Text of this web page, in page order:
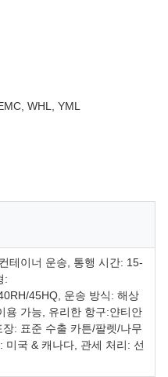
WHL, YML
테이너 운송, 통행 시간: 15-
:
45HQ, 운송 방식: 해상
용 가능, 유리한 항구:얀티안
: 표준 수출 카튼/팔렛/나무
미국 & 캐나다, 관세 처리: 선